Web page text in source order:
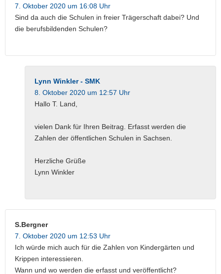
7. Oktober 2020 um 16:08 Uhr
Sind da auch die Schulen in freier Trägerschaft dabei? Und
die berufsbildenden Schulen?
Lynn Winkler - SMK
8. Oktober 2020 um 12:57 Uhr
Hallo T. Land,
vielen Dank für Ihren Beitrag. Erfasst werden die
Zahlen der öffentlichen Schulen in Sachsen.
Herzliche Grüße
Lynn Winkler
S.Bergner
7. Oktober 2020 um 12:53 Uhr
Ich würde mich auch für die Zahlen von Kindergärten und
Krippen interessieren.
Wann und wo werden die erfasst und veröffentlicht?